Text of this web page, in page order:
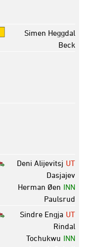
Simen Heggdal
Beck
UT
Deni Alijevitsj
Dasjajev
INN
Herman Øen
Paulsrud
UT
Sindre Engja
Rindal
INN
Tochukwu